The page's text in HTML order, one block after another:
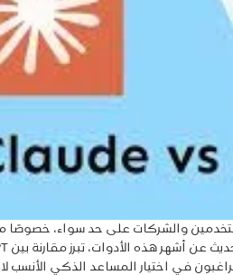
والشركات على حد سواء، خصوصًا
في اختيار المساعد الذكي الأنسب